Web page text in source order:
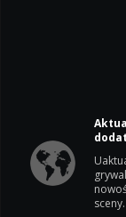
sceny.